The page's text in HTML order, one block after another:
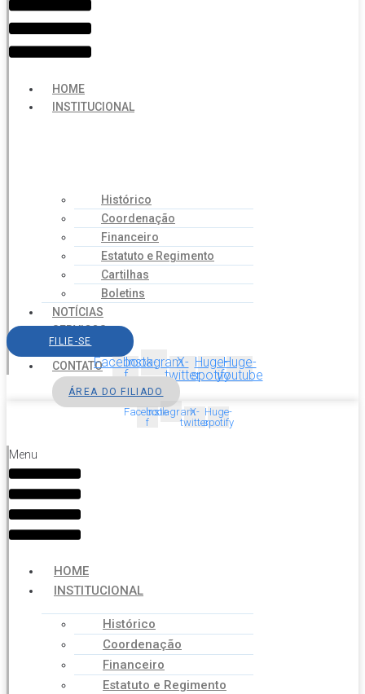
HOME
INSTITUCIONAL
Histórico
Coordenação
Financeiro
Estatuto e Regimento
Cartilhas
Boletins
NOTÍCIAS
SERVIÇOS
AGENDA
CONTATO
FILIE-SE
Facebook-
f
InstagramX-
twitter
Huge-
spotify
Huge-
youtube
ÁREA DO FILIADO
Facebook-
f
InstagramX-
twitter
Huge-
spotify
Menu
HOME
INSTITUCIONAL
Histórico
Coordenação
Financeiro
Estatuto e Regimento